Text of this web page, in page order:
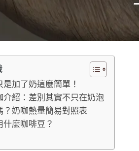
加了奶這麼簡單！
介紹：差別其實不只在奶泡
？奶咖熱量簡易對照表
什麼咖啡豆？